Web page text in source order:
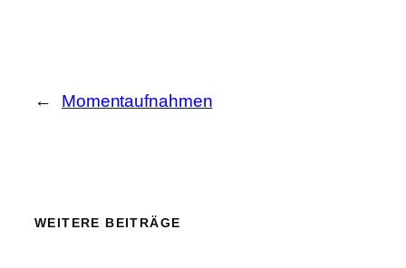
← Momentaufnahmen
WEITERE BEITRÄGE